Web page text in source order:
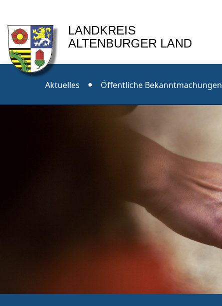
LANDKREIS
ALTENBURGER LAND
Aktuelles Öffentliche Bekanntmachungen